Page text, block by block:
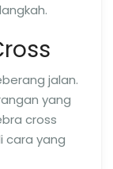
jalan.
yang
cross
cara yang